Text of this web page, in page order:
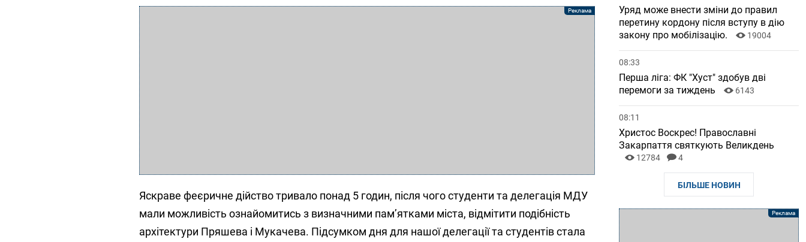
Яскраве феєричне дійство тривало понад 5 годин, після чого студенти та делегація МДУ
мали можливість ознайомитись з визначними пам’ятками міста, відмітити подібність
архітектури Пряшева і Мукачева. Підсумком дня для нашої делегації та студентів стала
Уряд може внести зміни до правил
перетину кордону після вступу в дію
закону про мобілізацію.
19004
08:33
Перша ліга: ФК "Хуст" здобув дві
перемоги за тиждень
6143
08:11
Христос Воскрес! Православні
Закарпаття святкують Великдень
12784 4
БІЛЬШЕ НОВИН